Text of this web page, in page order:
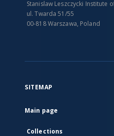
Stanislaw Leszczycki Institute
ul. Twarda 51/55
00-818 Warszawa, Poland
SITEMAP
Main page
Collections